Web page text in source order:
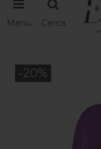
Menu Cerca
-20%